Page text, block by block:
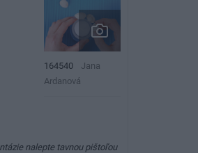
164540
Jana
Ardanová
nalepte tavnou pištoľou